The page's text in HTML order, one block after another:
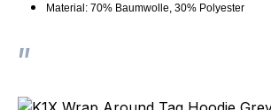
Material: 70% Baumwolle, 30% Polyester